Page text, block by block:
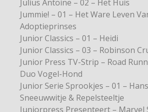
Julius Antoine – 02 – Het Huis
Jummie! – 01 – Het Ware Leven
Adoptieprinses
Junior Classics – 01 – Heidi
Junior Classics – 03 – Robinson
Junior Press TV-Strip – Road
Duo Vogel-Hond
Junior Serie Sprookjes – 01 –
Sneeuwwitje & Repelsteeltje
Juniorpress Presenteert – Marvel